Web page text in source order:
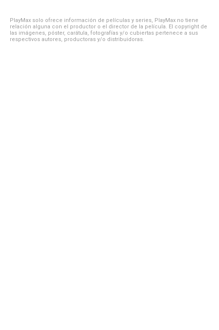
PlayMax solo ofrece información de películas y series, PlayMax no tiene
relación alguna con el productor o el director de la película. El copyright de
las imágenes, póster, carátula, fotografías y/o cubiertas pertenece a sus
respectivos autores, productoras y/o distribuidoras.